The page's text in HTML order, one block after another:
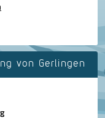
von Gerlingen